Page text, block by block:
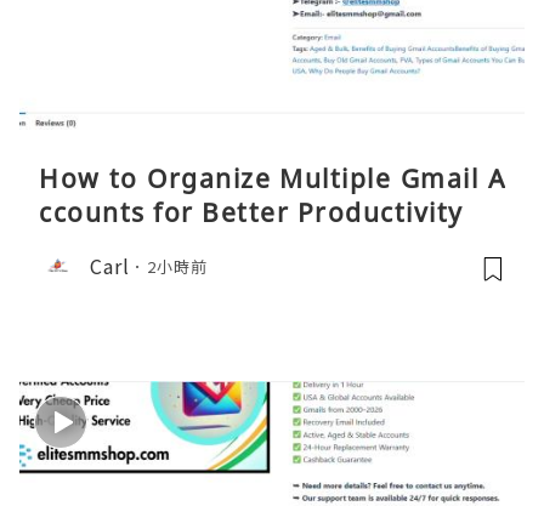
How to Organize Multiple Gmail A
ccounts for Better Productivity
Carl 2小時前